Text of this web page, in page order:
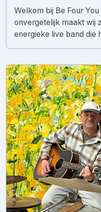
Welkom bij Be Four
onvergetelijk maakt wij
energieke live band die